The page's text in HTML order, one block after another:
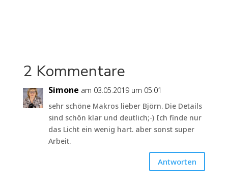
2 Kommentare
Simone am 03.05.2019 um 05:01
sehr schöne Makros lieber Björn. Die Details
sind schön klar und deutlich;-) Ich finde nur
das Licht ein wenig hart. aber sonst super
Arbeit.
Antworten